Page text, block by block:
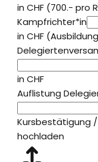
in CHF (700.- pro
Kampfrichter*in
in CHF
in CHF
Auflistung
Kursbestätigung
hochladen